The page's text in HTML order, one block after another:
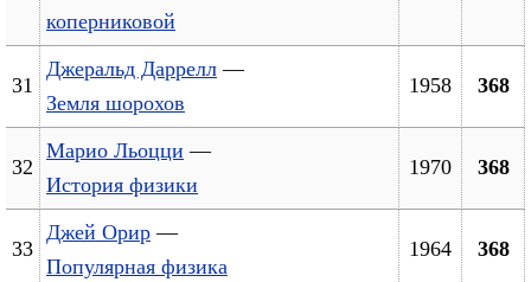
коперниковой
31
Джеральд Даррелл —
Земля шорохов
1958 368
32
Марио Льоцци —
История физики
1970 368
33
Джей Орир —
Популярная физика
1964 368